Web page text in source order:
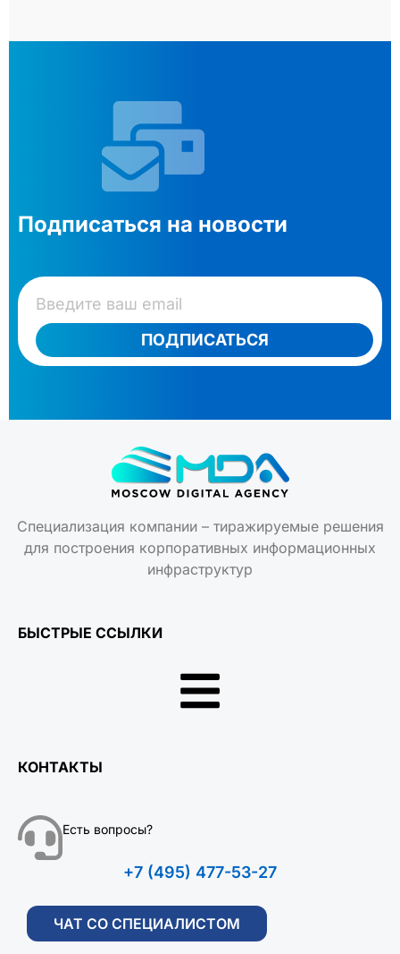
Подписаться на новости
ПОДПИСАТЬСЯ
Специализация компании – тиражируемые решения
для построения корпоративных информационных
инфраструктур
БЫСТРЫЕ ССЫЛКИ
КОНТАКТЫ
Есть вопросы?
+7 (495) 477-53-27
ЧАТ СО СПЕЦИАЛИСТОМ